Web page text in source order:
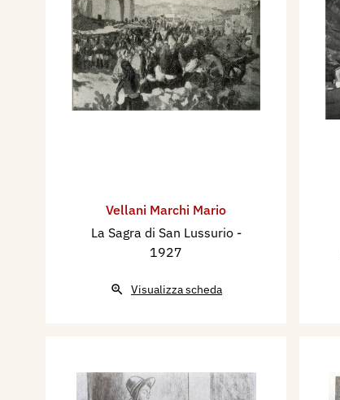
Vellani Marchi Mario
La Sagra di San Lussurio -
1927
Visualizza scheda